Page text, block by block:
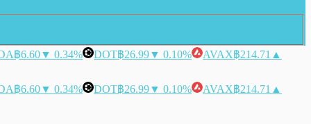
฿6.60▼ 0.34% DOT฿26.99▼ 0.10% AVAX฿214.71 ▲
฿6.60▼ 0.34% DOT฿26.99▼ 0.10% AVAX฿214.71 ▲